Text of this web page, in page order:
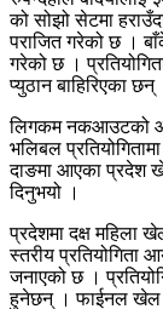
को सोझो सेटमा
पराजित गरेको छ ।
गरेको छ ।
प्युठान बाहिरिएका छन्
लिगकम नकआउटको
भलिबल
दाङमा आएका प्रदेश
दिनुभयो ।
प्रदेशमा दक्ष महिला
स्तरीय प्रतियोगिता
जनाएको छ ।
हुनेछन् । फाईनल खेल